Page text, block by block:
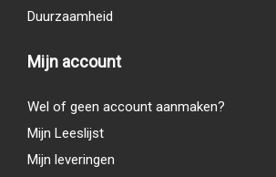
Duurzaamheid
Mijn account
Wel of geen account aanmaken?
Mijn Leeslijst
Mijn leveringen